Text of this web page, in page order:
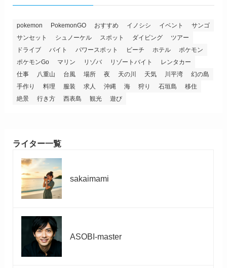
pokemon PokemonGO おすすめ イノシシ イベント
サンゴ
サンセット
シュノーケル スポット ダイビング
ツアー
ドライブ
バイト パワースポット ビーチ ホテル
ポケモン
ポケモンGo
マリン リゾバ リゾートバイト
レンタカー
仕事
八重山 台風 場所 夜 天の川 天気 川平湾
幻の島
手作り
料理 服装 求人 沖縄 海 狩り 石垣島
移住
絶景
行き方 西表島 観光 遊び
ライター一覧
sakaimami
ASOBI-master